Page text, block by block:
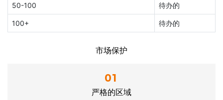
50-100 待办的
100+ 待办的
市场保护
01
严格的区域